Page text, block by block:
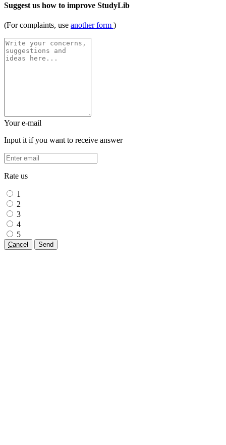
Suggest us how to improve StudyLib
(For complaints, use another form )
Your e-mail
Input it if you want to receive answer
Rate us
1
2
3
4
5
Cancel Send